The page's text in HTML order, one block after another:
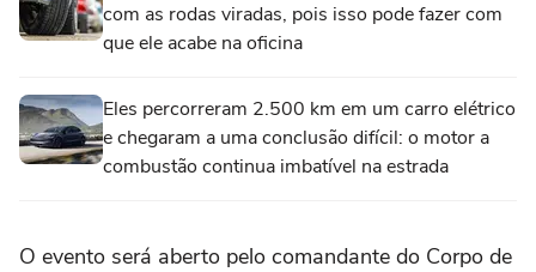
com as rodas viradas, pois isso pode fazer com
que ele acabe na oficina
Eles percorreram 2.500 km em um carro elétrico
e chegaram a uma conclusão difícil: o motor a
combustão continua imbatível na estrada
O evento será aberto pelo comandante do Corpo de